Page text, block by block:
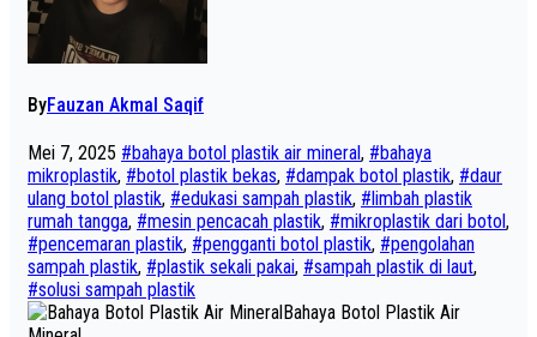
ByFauzan Akmal Saqif
Mei 7, 2025 #bahaya botol plastik air mineral, #bahaya
mikroplastik, #botol plastik bekas, #dampak botol plastik, #daur
ulang botol plastik, #edukasi sampah plastik, #limbah plastik
rumah tangga, #mesin pencacah plastik, #mikroplastik dari botol ,
#pencemaran plastik, #pengganti botol plastik, #pengolahan
sampah plastik, #plastik sekali pakai, #sampah plastik di laut,
#solusi sampah plastik
Bahaya Botol Plastik Air